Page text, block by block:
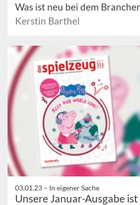
Was ist neu bei dem
Kerstin Barthel
03.01.23 – In eigener Sache
Unsere Januar-Ausgabe ist